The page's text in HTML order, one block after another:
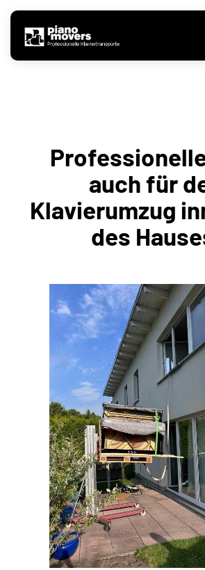
auch für
Klavierumzug
des